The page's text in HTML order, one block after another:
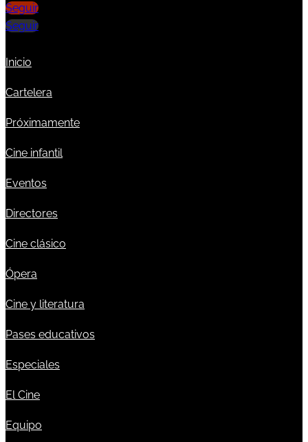
Seguir
Seguir
Inicio
Cartelera
Próximamente
Cine infantil
Eventos
Directores
Cine clásico
Ópera
Cine y literatura
Pases educativos
Especiales
El Cine
Equipo